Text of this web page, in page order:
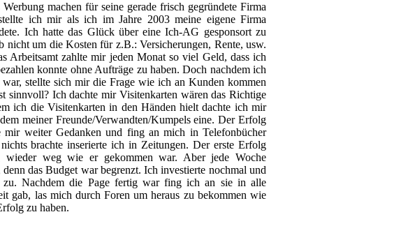
machen für seine gerade frisch gegründete Firma
ich mir als ich im Jahre 2003 meine eigene Firma
Ich hatte das Glück über eine Ich-AG gesponsort zu
nicht um die Kosten für z.B.: Versicherungen, Rente, usw.
Arbeitsamt zahlte mir jeden Monat so viel Geld, dass ich
konnte ohne Aufträge zu haben. Doch nachdem ich
stellte sich mir die Frage wie ich an Kunden kommen
sinnvoll? Ich dachte mir Visitenkarten wären das Richtige
ich die Visitenkarten in den Händen hielt dachte ich mir
meiner Freunde/Verwandten/Kumpels eine. Der Erfolg
mir weiter Gedanken und fing an mich in Telefonbücher
brachte inserierte ich in Zeitungen. Der erste Erfolg
weg wie er gekommen war. Aber jede Woche
das Budget war begrenzt. Ich investierte nochmal und
zu. Nachdem die Page fertig war fing ich an sie in alle
gab, las mich durch Foren um heraus zu bekommen wie
zu haben.